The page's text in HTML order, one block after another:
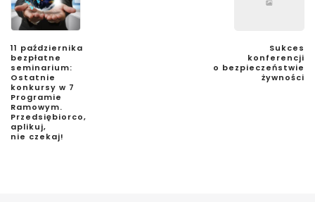
11 października
bezpłatne
seminarium:
Ostatnie
konkursy w 7
Programie
Ramowym.
Przedsiębiorco,
aplikuj,
nie czekaj!
Sukces
konferencji
o bezpieczeństwie
żywności